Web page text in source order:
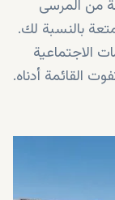
من المرسى
بالنسبة لك.
الاجتماعية
القائمة أدناه.